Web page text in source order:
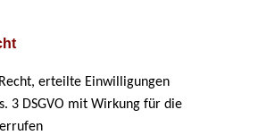
erteilte Einwilligungen
3 DSGVO mit Wirkung für die